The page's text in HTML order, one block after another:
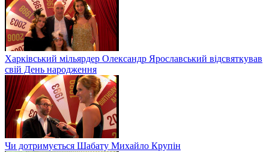
Харківський мільярдер Олександр Ярославський відсвяткував
свій День народження
Чи дотримується Шабату Михайло Крупін